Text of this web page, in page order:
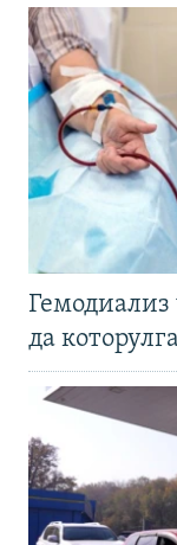
да